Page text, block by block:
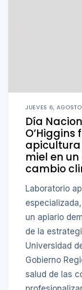
JUEVES 6, AGOSTO
Día
miel en
cambio
Laboratorio
un apiario
de la
Universidad
Gobierno
salud de las